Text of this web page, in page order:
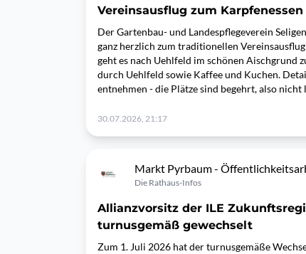
Vereinsausflug zum
Der Gartenbau- und Landespflegeverein
ganz herzlich zum traditionellen
geht es nach Uehlfeld im schönen Aischgrund
durch Uehlfeld sowie Kaffee und Kuchen.
entnehmen - die Plätze sind begehrt, also
30.07.2026, 21:17
Markt Pyrbaum -
Die Rathaus-Infos
Allianzvorsitz der ILE
turnusgemäß gewechselt
Zum 1. Juli 2026 hat der turnusgemäße